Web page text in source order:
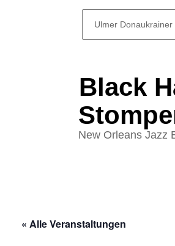
Black
New Orleans Jazz
« Alle Veranstaltungen